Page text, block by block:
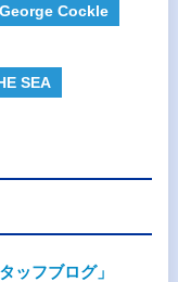
George Cockle
SEA
ッフブログ」